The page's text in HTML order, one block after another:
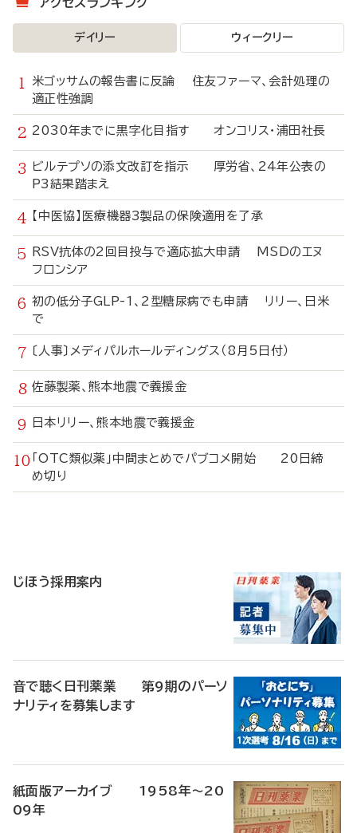
デイリー ウィークリー
米ゴッサムの報告書に反論 住友ファーマ、会計処理の
適正性強調
2030年までに黒字化目指す オンコリス・浦田社長
ビルテプソの添文改訂を指示 厚労省、24年公表の
P3結果踏まえ
【中医協】医療機器3製品の保険適用を了承
RSV抗体の2回目投与で適応拡大申請 MSDのエヌ
フロンシア
初の低分子GLP-1、2型糖尿病でも申請 リリー、日米
で
〔人事〕メディパルホールディングス（8月5日付）
佐藤製薬、熊本地震で義援金
日本リリー、熊本地震で義援金
「OTC類似薬」中間まとめでパブコメ開始 20日締
め切り
じほう採用案内
音で聴く日刊薬業 第9期のパーソ
ナリティを募集します
紙面版アーカイブ 1958年～20
09年